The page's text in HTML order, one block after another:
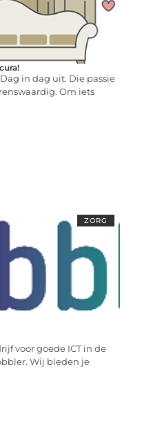
in dag uit. Die passie
Om iets
ZORG
voor goede ICT in de
Wij bieden je